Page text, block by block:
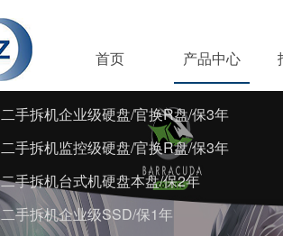
首页 产品中心
二手拆机企业级硬盘/官换R盘/保3年
二手拆机监控级硬盘/官换R盘/保3年
二手拆机台式机硬盘本盘/保2年
二手拆机企业级SSD/保1年